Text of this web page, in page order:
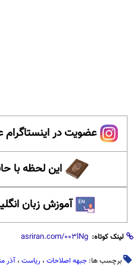
عضویت در اینستاگرام
این لحظه با
آموزش زبان
لینک کوتاه:
برچسب ها: جبهه اصلاحات ، ریاست ، آذر